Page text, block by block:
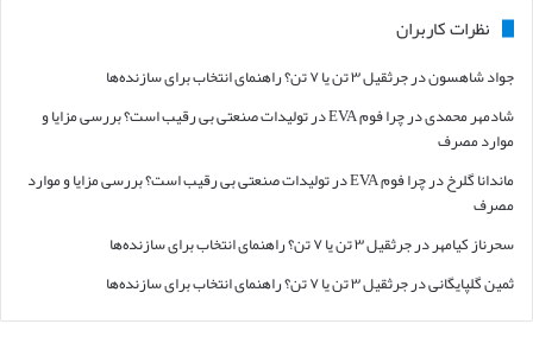
نظرات کاربران
جواد شاهسوندرجرثقیل ۳ تن یا ۷ تن؟ راهنمای انتخاب برای سازنده‌ها
شادمهر محمدیدر
چرا فوم EVA در تولیدات صنعتی بی رقیب است؟ بررسی مزایا و
موارد مصرف
ماندانا گلرخدر
چرا فوم EVA در تولیدات صنعتی بی رقیب است؟ بررسی مزایا و موارد
مصرف
سحرناز کیامهردرجرثقیل ۳ تن یا ۷ تن؟ راهنمای انتخاب برای سازنده‌ها
ثمین گلپایگانیدرجرثقیل ۳ تن یا ۷ تن؟ راهنمای انتخاب برای سازنده‌ها